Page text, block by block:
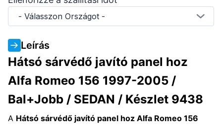
- Válasszon Országot -
Leírás
Hátsó sárvédő javító panel hoz
Alfa Romeo 156 1997-2005 /
Bal+Jobb / SEDAN / Készlet 9438
A Hátsó sárvédő javító panel hoz Alfa Romeo 156